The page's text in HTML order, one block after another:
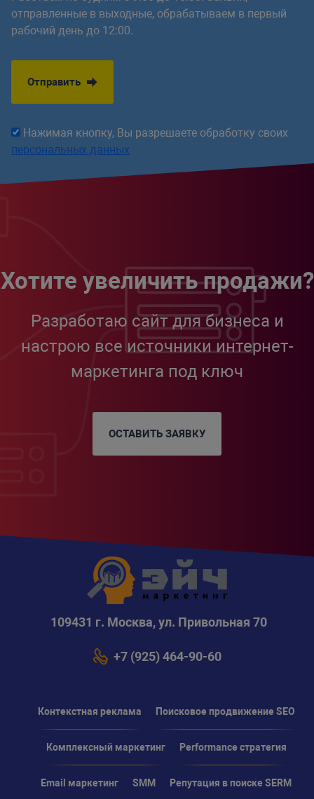
отправленные в выходные, обрабатываем в первый
рабочий день до 12:00.
Отправить
Нажимая кнопку, Вы разрешаете обработку своих
персональных данных
Хотите увеличить продажи?
Разработаю сайт для бизнеса и
настрою все источники интернет-
маркетинга под ключ
ОСТАВИТЬ ЗАЯВКУ
109431 г. Москва, ул. Привольная 70
+7 (925) 464-90-60
Контекстная реклама Поисковое продвижение SEO
Комплексный маркетинг Performance стратегия
Email маркетинг SMM Репутация в поиске SERM